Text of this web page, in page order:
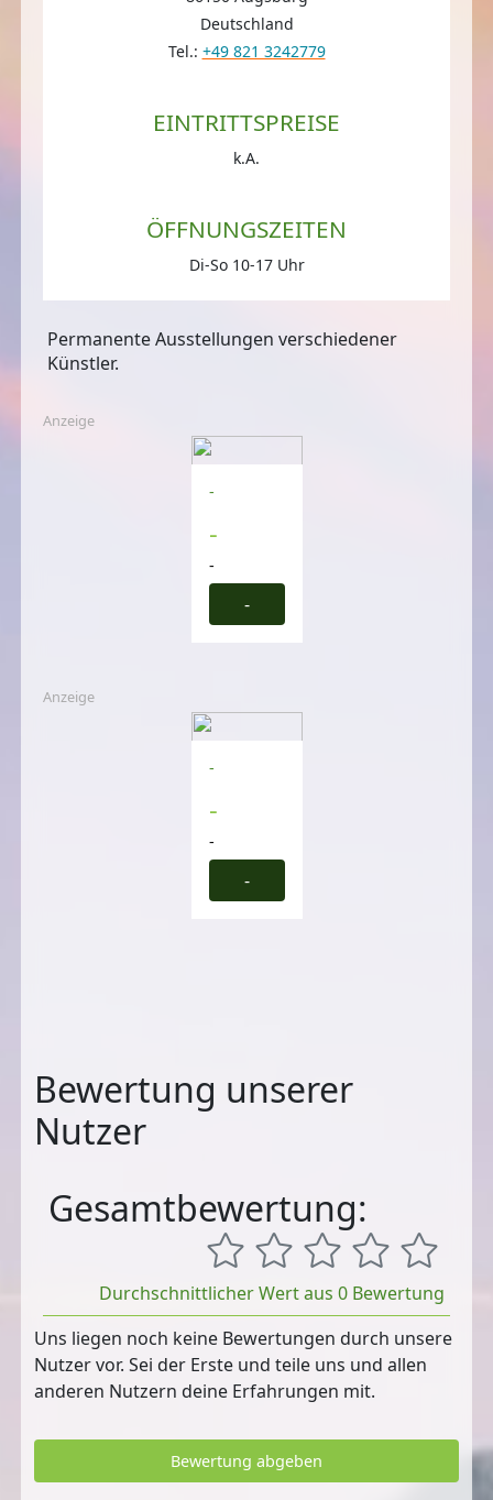
Deutschland
Tel.: +49 821 3242779
EINTRITTSPREISE
k.A.
ÖFFNUNGSZEITEN
Di-So 10-17 Uhr
Permanente Ausstellungen verschiedener
Künstler.
Anzeige
-
-
-
-
Anzeige
-
-
-
-
Bewertung unserer
Nutzer
Gesamtbewertung:
Durchschnittlicher Wert aus 0 Bewertung
Uns liegen noch keine Bewertungen durch unsere
Nutzer vor. Sei der Erste und teile uns und allen
anderen Nutzern deine Erfahrungen mit.
Bewertung abgeben